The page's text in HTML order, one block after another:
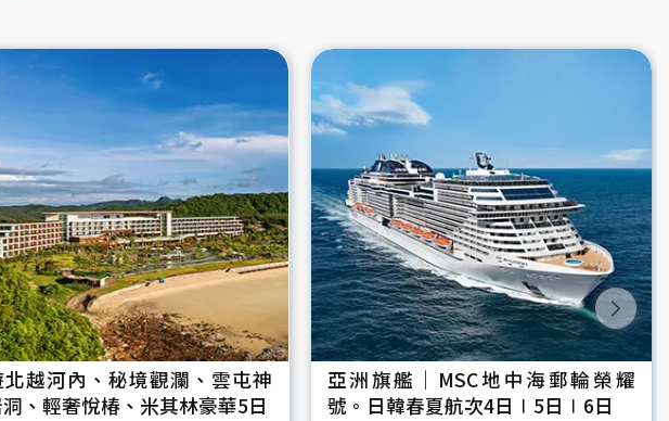
越河內、秘境觀瀾、雲屯神
、輕奢悅椿、米其林豪華5日
亞洲旗艦｜MSC地中海郵輪榮耀
號。日韓春夏航次4日∣5日∣6日